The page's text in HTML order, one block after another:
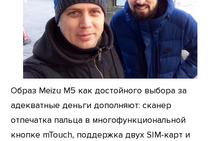
Образ Meizu M5 как достойного выбора за
адекватные деньги дополняют: сканер
отпечатка пальца в многофункциональной
кнопке mTouch, поддержка двух SIM-карт и